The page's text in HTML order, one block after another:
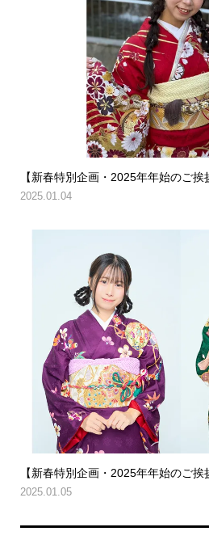
【新春特別企画・2025年年始のご
2025.01.04
【新春特別企画・2025年年始のご挨
2025.01.05